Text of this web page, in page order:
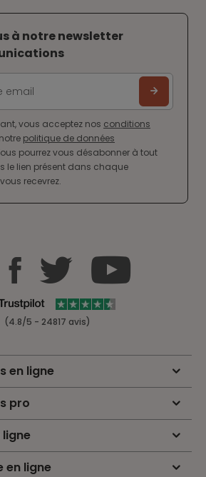
à notre newsletter
vous acceptez nos conditions
politique de données
pourrez vous désabonner à tout
le lien présent dans chaque
recevrez.
(4.8/5 - 24817 avis)
en ligne
pro
ligne
en ligne